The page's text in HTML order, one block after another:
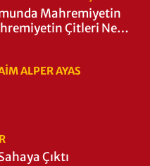
Mahremiyetin
Çitleri Ne
ALPER AYAS
Çıktı